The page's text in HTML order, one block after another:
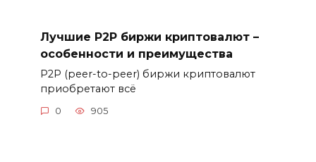
Лучшие P2P биржи криптовалют –
особенности и преимущества
P2P (peer-to-peer) биржи криптовалют
приобретают всё
0 905